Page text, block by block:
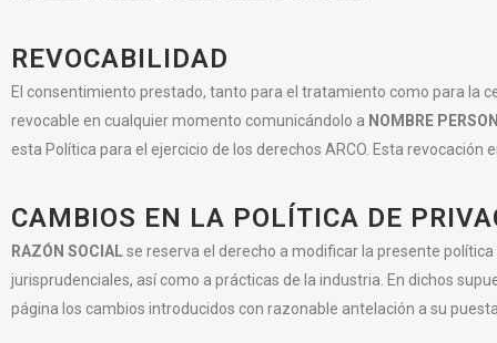
REVOCABILIDAD
El consentimiento prestado, tanto para el tratamiento como para la
revocable en cualquier momento comunicándolo a NOMBRE
esta Política para el ejercicio de los derechos ARCO. Esta
CAMBIOS EN LA POLÍTICA DE
RAZÓN SOCIALse reserva el derecho a modificar la presente
jurisprudenciales, así como a prácticas de la industria. En dichos
página los cambios introducidos con razonable antelación a su